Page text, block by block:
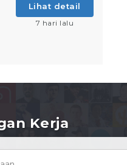
Lihat detail
7 hari lalu
Kerja